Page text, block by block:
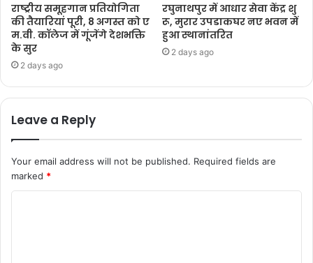
राष्ट्रीय समूहगान प्रतियोगिता
की तैयारियां पूरी, 8 अगस्त को ए
म.वी. कॉलेज में गूंजेंगे देशभक्ति
के सुर
2 days ago
रघुनाथपुर में आधार सेवा केंद्र शु
रू, मुरार उपडाकघर नए भवन में
हुआ स्थानांतरित
2 days ago
Leave a Reply
Your email address will not be published. Required fields are
marked *